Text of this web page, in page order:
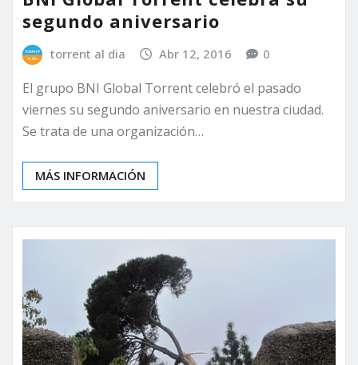
segundo aniversario
torrent al dia Abr 12, 2016 0
El grupo BNI Global Torrent celebró el pasado
viernes su segundo aniversario en nuestra ciudad.
Se trata de una organización…
MÁS INFORMACIÓN